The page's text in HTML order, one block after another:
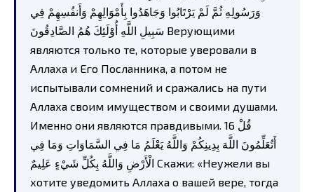
وَرَسُولِهِ ثُمَّ لَمْ يَرْتَابُوا وَجَاهَدُوا بِأَمْوَالِهِمْ وَأَنفُسِهِمْ فِي
سَبِيلِ اللَّهِ أُوْلَئِكَ هُمُ الصَّادِقُونَ Верующими
являются только те, которые уверовали в
Аллаха и Его Посланника, а потом не
испытывали сомнений и сражались на пути
Аллаха своим имуществом и своими душами.
Именно они являются правдивыми. 16 قُلْ
أَتُعَلِّمُونَ اللَّهَ بِدِينِكُمْ وَاللَّهُ يَعْلَمُ مَا فِي السَّمَاوَاتِ وَمَا فِي
الْأَرْضِ وَاللَّهُ بِكُلِّ شَيْءٍ عَلِيمٌ Скажи: «Неужели вы
хотите уведомить Аллаха о вашей вере, тогда